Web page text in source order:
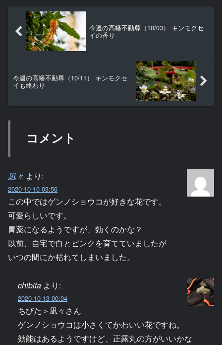
今週の高幡不動尊（10/03） キンモクセ
イの香り
今週の高幡不動尊（10/11） キンモクセ
イも終わり
コメント
凪々 より:
2020-10-10 03:56
この中ではゲンノショウコが好きな花です。
可愛らしいです。
胃薬になるようですが、効くのかな？
以前、自宅で白とピンクを育てていましたが
いつの間にか枯れてしまいました。
chibita より:
2020-10-13 00:04
ちびた＞凪々さん
ゲンノショウコは小さくてかわいい花ですね。
効能はあるようですけど、正露丸の方がいいかな